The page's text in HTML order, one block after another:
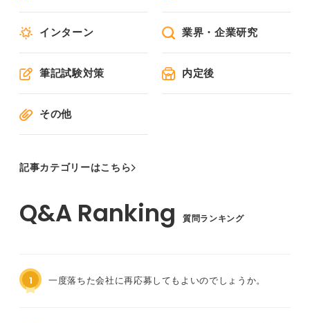
インターン 業界・企業研究
筆記試験対策 内定後
その他
記事カテゴリーはこちら
質問ランキング
1 一度落ちた会社に再応募してもよいのでしょうか。